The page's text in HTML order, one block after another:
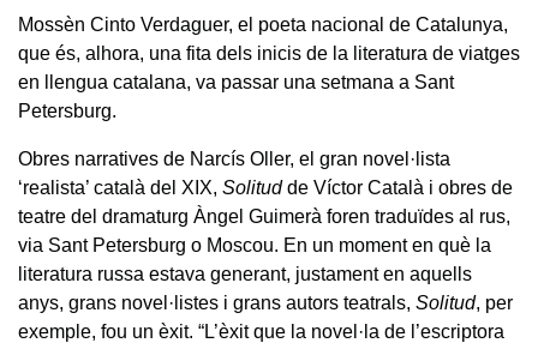
Mossèn Cinto Verdaguer, el poeta nacional de Catalunya,
que és, alhora, una fita dels inicis de la literatura de viatges
en llengua catalana, va passar una setmana a Sant
Petersburg.
Obres narratives de Narcís Oller, el gran novel·lista
‘realista’ català del XIX, Solitudde Víctor Català i obres de
teatre del dramaturg Àngel Guimerà foren traduïdes al rus,
via Sant Petersburg o Moscou. En un moment en què la
literatura russa estava generant, justament en aquells
anys, grans novel·listes i grans autors teatrals, Solitud, per
exemple, fou un èxit. “L’èxit que la novel·la de l’escriptora